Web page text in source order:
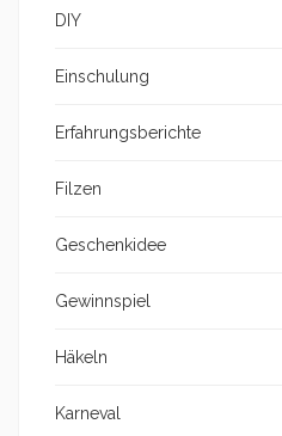
DIY
Einschulung
Erfahrungsberichte
Filzen
Geschenkidee
Gewinnspiel
Häkeln
Karneval